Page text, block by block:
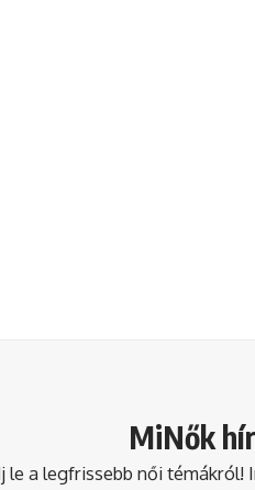
MiNők
le a legfrissebb női